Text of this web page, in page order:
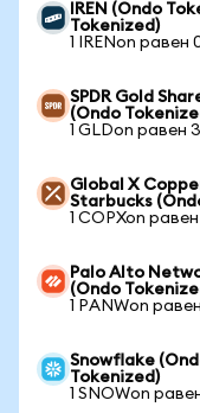
IREN (Ondo
Tokenized)
1 IRENon равен
SPDR Gold
(Ondo
1 GLDon равен
Global X
Starbucks
1 COPXon
Palo Alto
(Ondo
1 PANWon
Snowflake
Tokenized)
1 SNOWon